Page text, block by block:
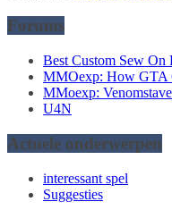
Forums
Best Custom Sew On
MMOexp: How GTA
MMoexp:
U4N
Actuele onderwerpen
interessant spel
Suggesties